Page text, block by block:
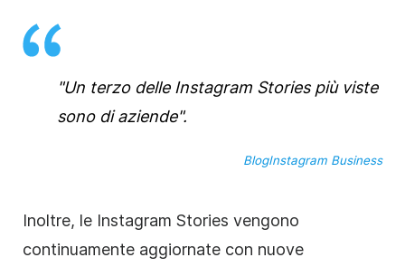
"Un terzo delle Instagram Storiespiù viste
sono di aziende".
BlogInstagram Business
Inoltre, le Instagram Stories vengono
continuamente aggiornate con nuove